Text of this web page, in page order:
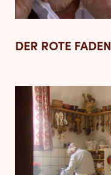
DER ROTE FADEN